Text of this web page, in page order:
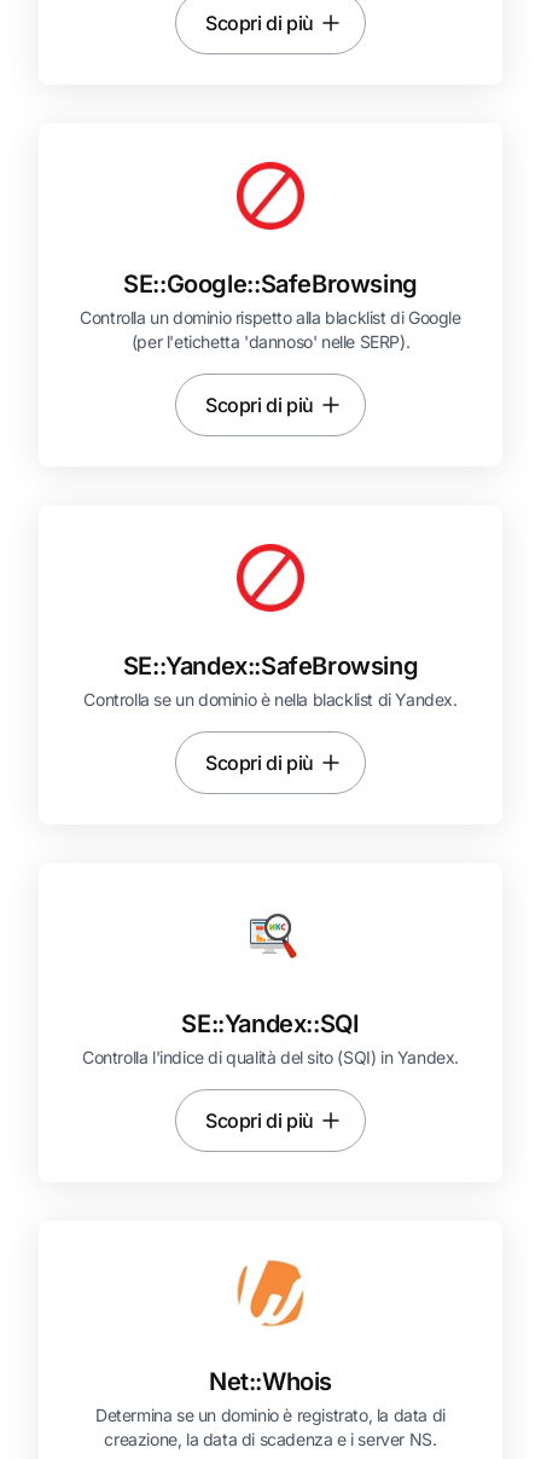
Scopri di più
SE::Google::SafeBrowsing
Controlla un dominio rispetto alla blacklist di Google
(per l'etichetta 'dannoso' nelle SERP).
Scopri di più
SE::Yandex::SafeBrowsing
Controlla se un dominio è nella blacklist di Yandex.
Scopri di più
SE::Yandex::SQI
Controlla l'indice di qualità del sito (SQI) in Yandex.
Scopri di più
Net::Whois
Determina se un dominio è registrato, la data di
creazione, la data di scadenza e i server NS.